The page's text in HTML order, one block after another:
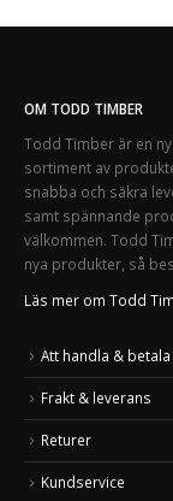
OM TODD TIMBER
Todd Timber är en
sortiment av
snabba och säkra
samt spännande
välkommen. Todd
nya produkter, så
Läs mer om Todd
Att handla & betala
Frakt & leverans
Returer
Kundservice